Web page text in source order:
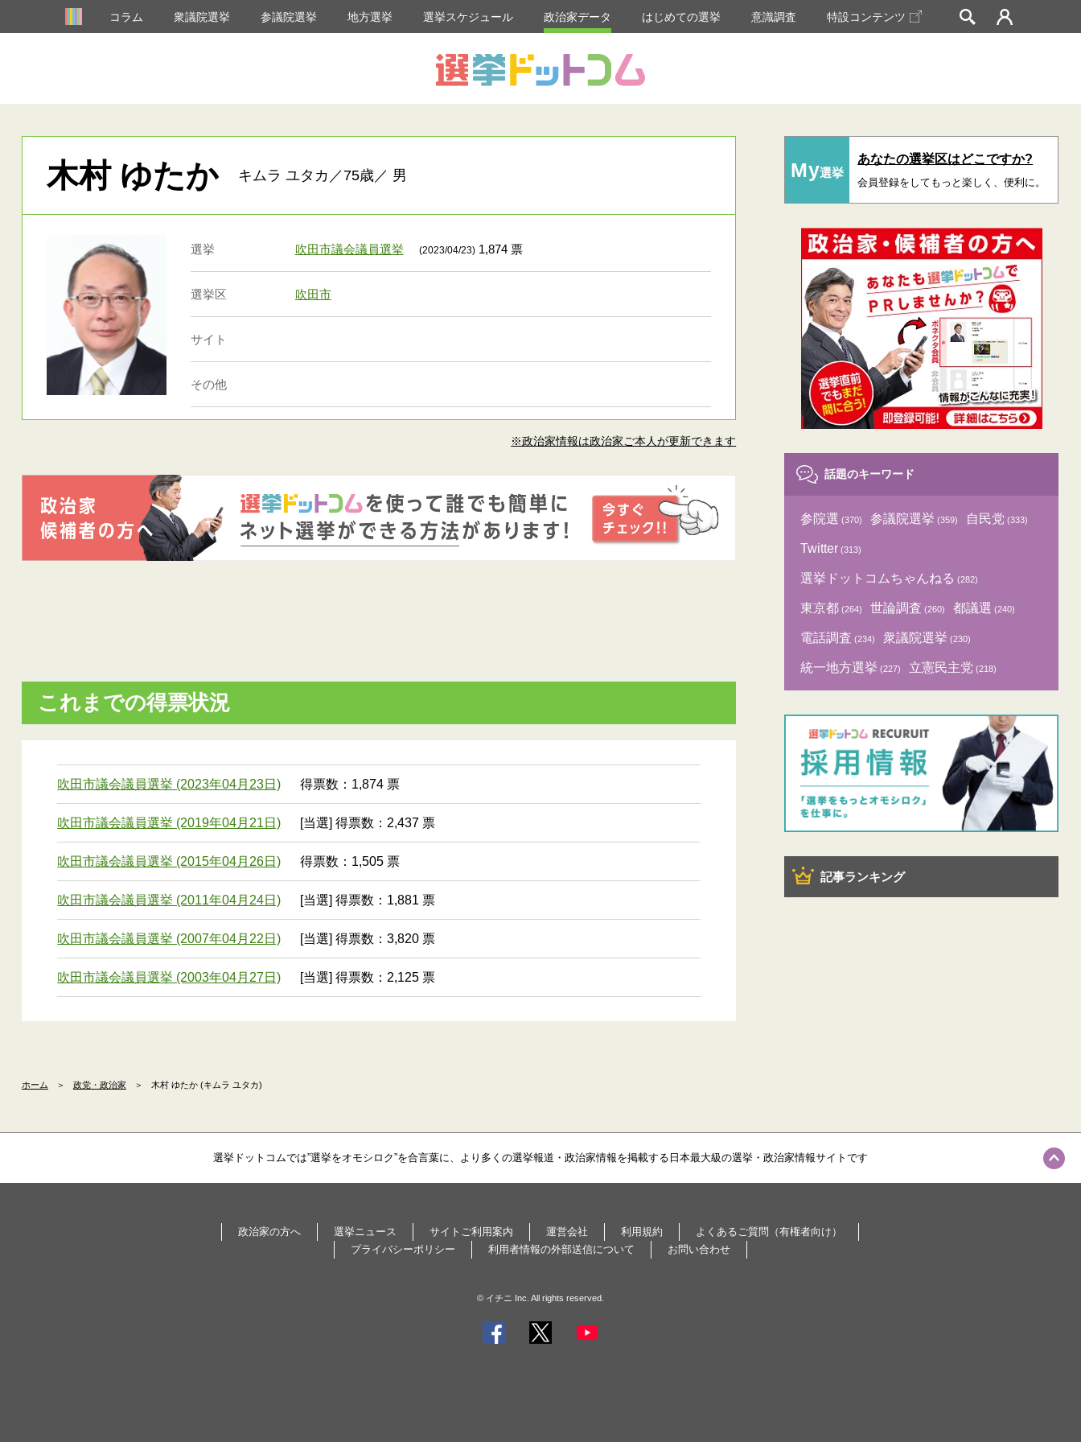
コラム 衆議院選挙 参議院選挙 地方選挙 選挙スケジュール 政治家データ はじめての選挙 意識調査 特設コンテンツ
木村 ゆたか キムラ ユタカ／75歳／ 男
選挙 吹田市議会議員選挙 (2023/04/23)1,874 票
選挙区 吹田市
サイト
その他
※政治家情報は政治家ご本人が更新できます
これまでの得票状況
吹田市議会議員選挙 (2023年04月23日) 得票数：1,874 票
吹田市議会議員選挙 (2019年04月21日) [当選] 得票数：2,437 票
吹田市議会議員選挙 (2015年04月26日) 得票数：1,505 票
吹田市議会議員選挙 (2011年04月24日) [当選] 得票数：1,881 票
吹田市議会議員選挙 (2007年04月22日) [当選] 得票数：3,820 票
吹田市議会議員選挙 (2003年04月27日) [当選] 得票数：2,125 票
My選挙
あなたの選挙区はどこですか?
会員登録をしてもっと楽しく、便利に。
話題のキーワード
参院選 (370) 参議院選挙 (359) 自民党 (333)
Twitter (313)
選挙ドットコムちゃんねる (282)
東京都 (264) 世論調査 (260) 都議選 (240)
電話調査 (234) 衆議院選挙 (230)
統一地方選挙 (227) 立憲民主党 (218)
記事ランキング
ホーム ＞ 政党・政治家 ＞ 木村 ゆたか (キムラ ユタカ)
選挙ドットコムでは”選挙をオモシロク”を合言葉に、より多くの選挙報道・政治家情報を掲載する日本最大級の選挙・政治家情報サイトです
政治家の方へ 選挙ニュース サイトご利用案内 運営会社 利用規約
よくあるご質問（有権者向け）
プライバシーポリシー
利用者情報の外部送信について お問い合わせ
© イチニ Inc. All rights reserved.